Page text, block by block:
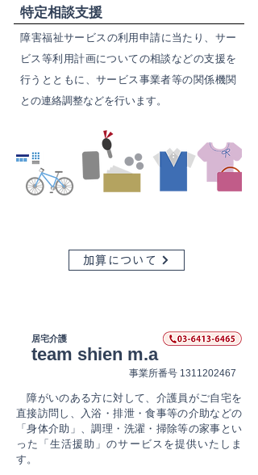
​特定相談支援
​障害福祉サービスの利用申請に当たり、サー
ビス等利用計画についての相談などの支援を
行うとともに、サービス事業者等の関係機関
との連絡調整などを行います。
加算について
team shien m.a
居宅介護
​事業所番号 1311202467
障がいのある方に対して、介護員がご自宅を
直接訪問し、入浴・排泄・食事等の介助などの
「身体介助」、調理・洗濯・掃除等の家事とい
った「生活援助」のサービスを提供いたしま
す。​